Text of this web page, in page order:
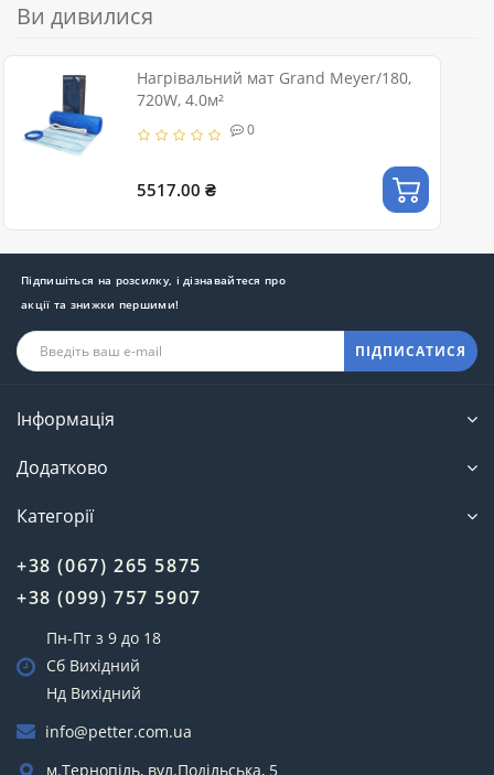
Ви дивилися
Нагрівальний мат Grand Meyer/180,
720W, 4.0м²
0
5517.00 ₴
Підпишіться на розсилку, і дізнавайтеся про
акції та знижки першими!
ПІДПИСАТИСЯ
Інформація
Додатково
Категорії
+38 (067) 265 5875
+38 (099) 757 5907
Пн-Пт з 9 до 18
Сб Вихідний
Нд Вихідний
info@petter.com.ua
м.Тернопіль, вул.Подільська, 5